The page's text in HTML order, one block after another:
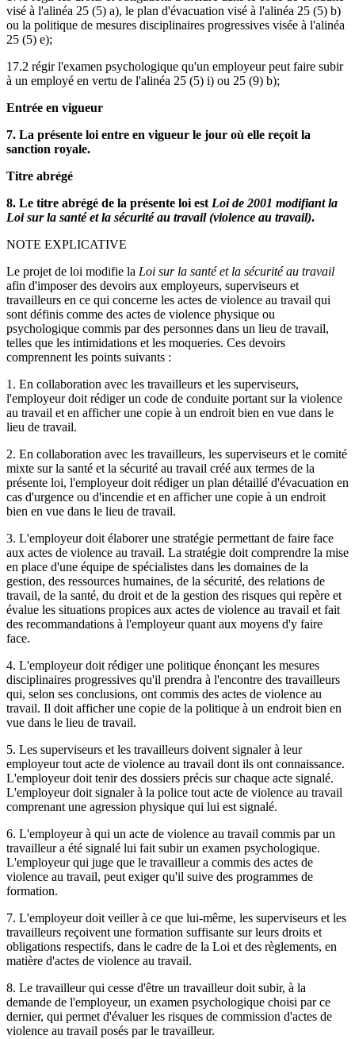
visé à l'alinéa 25 (5) a), le plan d'évacuation visé à l'alinéa 25 (5) b)
ou la politique de mesures disciplinaires progressives visée à l'alinéa
25 (5) e);
17.2 régir l'examen psychologique qu'un employeur peut faire subir
à un employé en vertu de l'alinéa 25 (5) i) ou 25 (9) b);
Entrée en vigueur
7. La présente loi entre en vigueur le jour où elle reçoit la
sanction royale.
Titre abrégé
8. Le titre abrégé de la présente loi est Loi de 2001 modifiant la
Loi sur la santé et la sécurité au travail (violence au travail).
NOTE EXPLICATIVE
Le projet de loi modifie la Loi sur la santé et la sécurité au travail
afin d'imposer des devoirs aux employeurs, superviseurs et
travailleurs en ce qui concerne les actes de violence au travail qui
sont définis comme des actes de violence physique ou
psychologique commis par des personnes dans un lieu de travail,
telles que les intimidations et les moqueries. Ces devoirs
comprennent les points suivants :
1. En collaboration avec les travailleurs et les superviseurs,
l'employeur doit rédiger un code de conduite portant sur la violence
au travail et en afficher une copie à un endroit bien en vue dans le
lieu de travail.
2. En collaboration avec les travailleurs, les superviseurs et le comité
mixte sur la santé et la sécurité au travail créé aux termes de la
présente loi, l'employeur doit rédiger un plan détaillé d'évacuation en
cas d'urgence ou d'incendie et en afficher une copie à un endroit
bien en vue dans le lieu de travail.
3. L'employeur doit élaborer une stratégie permettant de faire face
aux actes de violence au travail. La stratégie doit comprendre la mise
en place d'une équipe de spécialistes dans les domaines de la
gestion, des ressources humaines, de la sécurité, des relations de
travail, de la santé, du droit et de la gestion des risques qui repère et
évalue les situations propices aux actes de violence au travail et fait
des recommandations à l'employeur quant aux moyens d'y faire
face.
4. L'employeur doit rédiger une politique énonçant les mesures
disciplinaires progressives qu'il prendra à l'encontre des travailleurs
qui, selon ses conclusions, ont commis des actes de violence au
travail. Il doit afficher une copie de la politique à un endroit bien en
vue dans le lieu de travail.
5. Les superviseurs et les travailleurs doivent signaler à leur
employeur tout acte de violence au travail dont ils ont connaissance.
L'employeur doit tenir des dossiers précis sur chaque acte signalé.
L'employeur doit signaler à la police tout acte de violence au travail
comprenant une agression physique qui lui est signalé.
6. L'employeur à qui un acte de violence au travail commis par un
travailleur a été signalé lui fait subir un examen psychologique.
L'employeur qui juge que le travailleur a commis des actes de
violence au travail, peut exiger qu'il suive des programmes de
formation.
7. L'employeur doit veiller à ce que lui-même, les superviseurs et les
travailleurs reçoivent une formation suffisante sur leurs droits et
obligations respectifs, dans le cadre de la Loi et des règlements, en
matière d'actes de violence au travail.
8. Le travailleur qui cesse d'être un travailleur doit subir, à la
demande de l'employeur, un examen psychologique choisi par ce
dernier, qui permet d'évaluer les risques de commission d'actes de
violence au travail posés par le travailleur.